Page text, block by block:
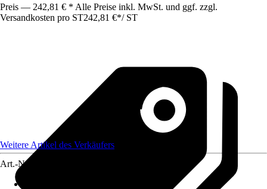
Preis — 242,81 € * Alle Preise inkl. MwSt. und ggf. zzgl.
Versandkosten pro ST242,81 €*/ ST
Weitere Artikel des Verkäufers
Art.-Nr.